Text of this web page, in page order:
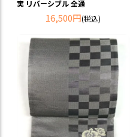
実 リバーシブル 全通
16,500円(税込)